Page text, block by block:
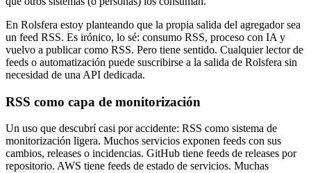
En Rolsfera estoy planteando que la propia salida del agregador sea
un feed RSS. Es irónico, lo sé: consumo RSS, proceso con IA y
vuelvo a publicar como RSS. Pero tiene sentido. Cualquier lector de
feeds o automatización puede suscribirse a la salida de Rolsfera sin
necesidad de una API dedicada.
RSS como capa de monitorización
Un uso que descubrí casi por accidente: RSS como sistema de
monitorización ligera. Muchos servicios exponen feeds con sus
cambios, releases o incidencias. GitHub tiene feeds de releases por
repositorio. AWS tiene feeds de estado de servicios. Muchas